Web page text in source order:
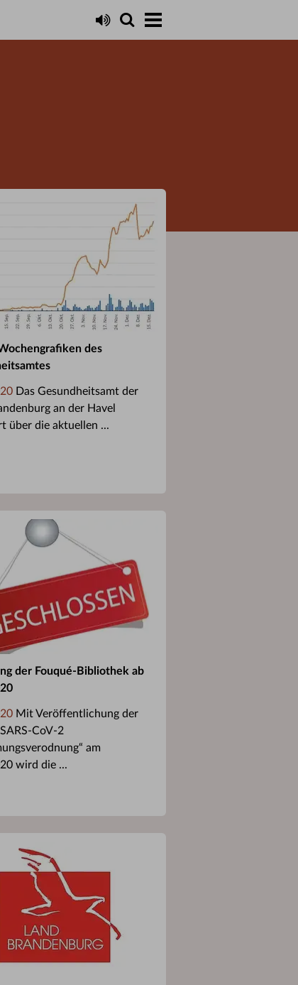
des
Das Gesundheitsamt der
an der Havel
über die aktuellen ...
der Fouqué-Bibliothek ab
Mit Veröffentlichung der
CoV-2
am
wird die ...